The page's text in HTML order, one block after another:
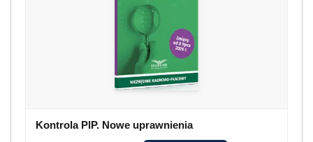
Kontrola PIP. Nowe uprawnienia